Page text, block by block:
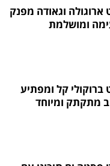
ארוגולה וגאודה מפנק
ומושלמת
ברוקולי קל ומפתיע
מתקתק ומיוחד